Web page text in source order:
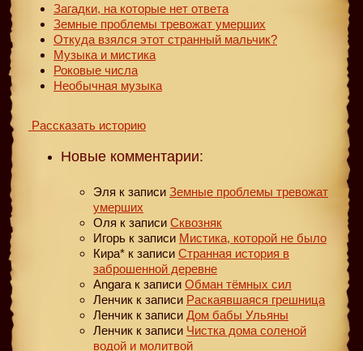
Загадки, на которые нет ответа
Земные проблемы тревожат умерших
Откуда взялся этот странный мальчик?
Музыка и мистика
Роковые числа
Необычная музыка
Рассказать историю
Новые комментарии:
Эля к записи Земные проблемы тревожат
умерших
Оля к записи Сквозняк
Игорь к записи Мистика, которой не было
Кира* к записи Странная история в
заброшенной деревне
Angara к записи Обман тёмных сил
Ленчик к записи Раскаявшаяся грешница
Ленчик к записи Дом бабы Ульяны
Ленчик к записи Чистка дома соленой
водой и молитвой